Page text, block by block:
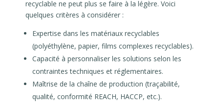
recyclable ne peut plus se faire à la légère. Voici
quelques critères à considérer :
Expertise dans les matériaux recyclables
(polyéthylène, papier, films complexes recyclables).
Capacité à personnaliser les solutions selon les
contraintes techniques et réglementaires.
Maîtrise de la chaîne de production (traçabilité,
qualité, conformité REACH, HACCP, etc.).